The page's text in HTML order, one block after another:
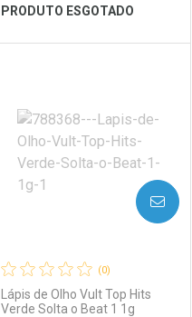
PRODUTO ESGOTADO
Laboratório
Por Menos
(0)
Lápis de Olho Vult Top Hits
Verde Solta o Beat 1 1g
AVISE-ME